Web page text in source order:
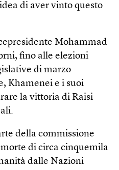
di aver vinto questo
Mohammad
fino alle elezioni
di marzo
Khamenei e i suoi
la vittoria di Raisi
della commissione
di circa cinquemila
dalle Nazioni